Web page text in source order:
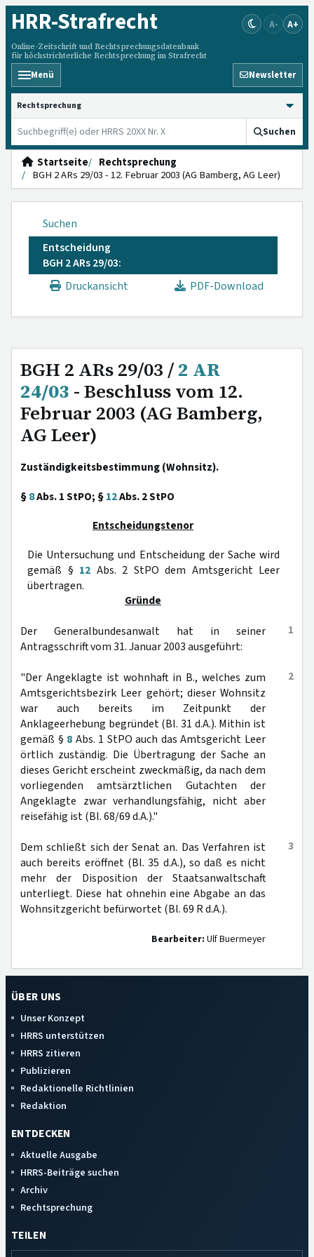
HRR-Strafrecht
Online-Zeitschrift und Rechtsprechungsdatenbank
für höchstrichterliche Rechtsprechung im Strafrecht
A- A+
Menü Newsletter
HRRS durchsuchen
Suchen
Startseite
Rechtsprechung
BGH 2 ARs 29/03 - 12. Februar 2003 (AG Bamberg, AG Leer)
Suchen
Entscheidung
BGH 2 ARs 29/03:
Druckansicht
PDF-Download
BGH 2 ARs 29/03 /2 AR
24/03 - Beschluss vom 12.
Februar 2003 (AG Bamberg,
AG Leer)
Zuständigkeitsbestimmung (Wohnsitz).
§8Abs. 1 StPO; §12Abs. 2 StPO
Entscheidungstenor
Die Untersuchung und Entscheidung der Sache wird
gemäß § 12 Abs. 2 StPO dem Amtsgericht Leer
übertragen.
Gründe
1
Der Generalbundesanwalt hat in seiner
Antragsschrift vom 31. Januar 2003 ausgeführt:
2
"Der Angeklagte ist wohnhaft in B., welches zum
Amtsgerichtsbezirk Leer gehört; dieser Wohnsitz
war auch bereits im Zeitpunkt der
Anklageerhebung begründet (Bl. 31 d.A.). Mithin ist
gemäß § 8 Abs. 1 StPO auch das Amtsgericht Leer
örtlich zuständig. Die Übertragung der Sache an
dieses Gericht erscheint zweckmäßig, da nach dem
vorliegenden amtsärztlichen Gutachten der
Angeklagte zwar verhandlungsfähig, nicht aber
reisefähig ist (Bl. 68/69 d.A.)."
3
Dem schließt sich der Senat an. Das Verfahren ist
auch bereits eröffnet (Bl. 35 d.A.), so daß es nicht
mehr der Disposition der Staatsanwaltschaft
unterliegt. Diese hat ohnehin eine Abgabe an das
Wohnsitzgericht befürwortet (Bl. 69 R d.A.).
Bearbeiter: Ulf Buermeyer
ÜBER UNS
Unser Konzept
HRRS unterstützen
HRRS zitieren
Publizieren
Redaktionelle Richtlinien
Redaktion
ENTDECKEN
Aktuelle Ausgabe
HRRS-Beiträge suchen
Archiv
Rechtsprechung
TEILEN